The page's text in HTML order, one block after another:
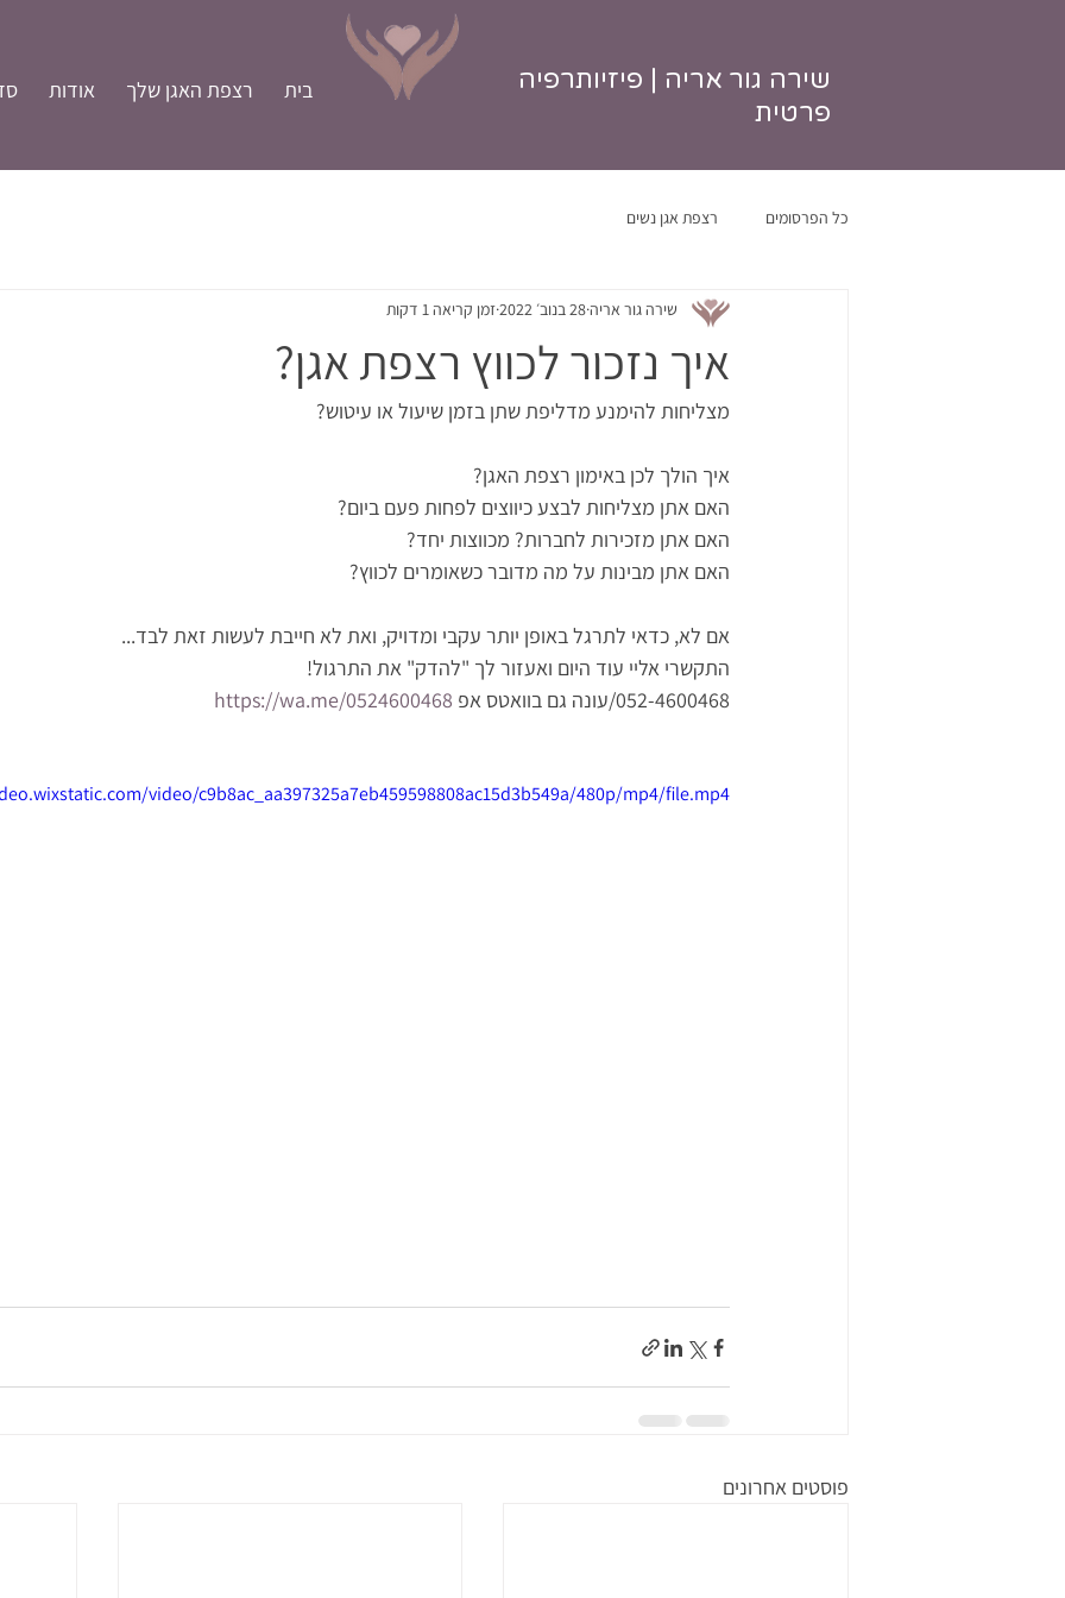
בית רצפת האגן שלך אודות
שירה גור אריה | פיזיותרפיה
פרטית
כל הפרסומים רצפת אגן נשים
איך נזכור לכווץ רצפת אגן?
שירה גור אריה28 בנוב׳ 2022 זמן קריאה 1 דקות
מצליחות להימנע מדליפת שתן בזמן שיעול או עיטוש?
איך הולך לכן באימון רצפת האגן?
האם אתן מצליחות לבצע כיווצים לפחות פעם ביום?
האם אתן מזכירות לחברות? מכווצות יחד?
האם אתן מבינות על מה מדובר כשאומרים לכווץ?
אם לא, כדאי לתרגל באופן יותר עקבי ומדויק, ואת לא חייבת לעשות זאת לבד...
התקשרי אליי עוד היום ואעזור לך "להדק" את התרגול!
052-4600468/עונה גם בוואטס אפ
https://wa.me/0524600468
video/c9b8ac_aa397325a7eb459598808ac15d3b549a/480p/mp4/file.mp4
פוסטים אחרונים